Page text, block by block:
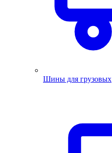
Шины для грузовых